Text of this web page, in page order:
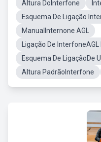
Altura DoInterfone
Esquema De Ligação
ManualInternone AGL
Ligação De
Esquema De LigaçãoDe
Altura PadrãoInterfone